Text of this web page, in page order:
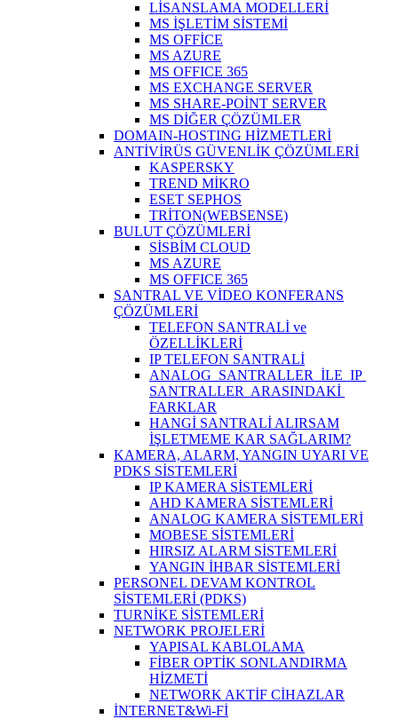
LİSANSLAMA MODELLERİ
MS İŞLETİM SİSTEMİ
MS OFFİCE
MS AZURE
MS OFFICE 365
MS EXCHANGE SERVER
MS SHARE-POİNT SERVER
MS DİĞER ÇÖZÜMLER
DOMAIN-HOSTING HİZMETLERİ
ANTİVİRÜS GÜVENLİK ÇÖZÜMLERİ
KASPERSKY
TREND MİKRO
ESET SEPHOS
TRİTON(WEBSENSE)
BULUT ÇÖZÜMLERİ
SİSBİM CLOUD
MS AZURE
MS OFFICE 365
SANTRAL VE VİDEO KONFERANS
ÇÖZÜMLERİ
TELEFON SANTRALİ ve
ÖZELLİKLERİ
IP TELEFON SANTRALİ
ANALOG SANTRALLER İLE IP
SANTRALLER ARASINDAKİ
FARKLAR
HANGİ SANTRALİ ALIRSAM
İŞLETMEME KAR SAĞLARIM?
KAMERA, ALARM, YANGIN UYARI VE
PDKS SİSTEMLERİ
IP KAMERA SİSTEMLERİ
AHD KAMERA SİSTEMLERİ
ANALOG KAMERA SİSTEMLERİ
MOBESE SİSTEMLERİ
HIRSIZ ALARM SİSTEMLERİ
YANGIN İHBAR SİSTEMLERİ
PERSONEL DEVAM KONTROL
SİSTEMLERİ (PDKS)
TURNİKE SİSTEMLERİ
NETWORK PROJELERİ
YAPISAL KABLOLAMA
FİBER OPTİK SONLANDIRMA
HİZMETİ
NETWORK AKTİF CİHAZLAR
İNTERNET&Wi-Fİ